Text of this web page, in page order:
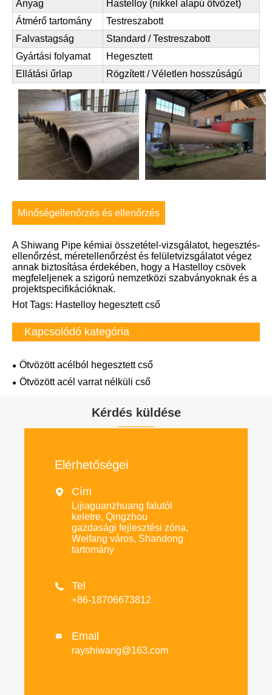
Anyag
Hastelloy (nikkel alapú ötvözet)
Átmérő tartomány
Testreszabott
Falvastagság
Standard / Testreszabott
Gyártási folyamat
Hegesztett
Ellátási űrlap
Rögzített / Véletlen hosszúságú
Minőségellenőrzés és ellenőrzés
A Shiwang Pipe kémiai összetétel-vizsgálatot, hegesztés-
ellenőrzést, méretellenőrzést és felületvizsgálatot végez
annak biztosítása érdekében, hogy a Hastelloy csövek
megfeleljenek a szigorú nemzetközi szabványoknak és a
projektspecifikációknak.
Hot Tags: Hastelloy hegesztett cső
Kapcsolódó kategória
Ötvözött acélból hegesztett cső
Ötvözött acél varrat nélküli cső
Kérdés küldése
Elérhetőségei
 Cím
Lijiaguanzhuang falutól
keletre, Qingzhou
gazdasági fejlesztési zóna,
Weifang város, Shandong
tartomány
 Tel
+86-18706673812
 Email
rayshiwang@163.com